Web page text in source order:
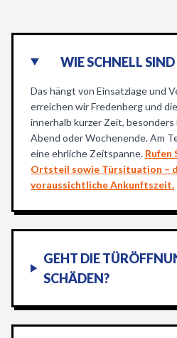
WIE SCHNELL
Das hängt von Einsatzlage und
erreichen wir Fredenberg und
innerhalb kurzer Zeit,
Abend oder Wochenende. Am
eine ehrliche Zeitspanne. Rufen
Ortsteil sowie Türsituation –
voraussichtliche Ankunftszeit.
GEHT DIE
SCHÄDEN?